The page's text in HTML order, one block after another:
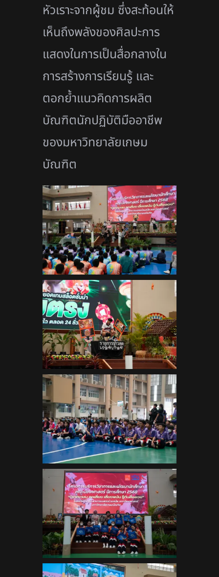
หัวเราะจากผู้ชม ซึ่งสะท้อนให้
เห็นถึงพลังของศิลปะการ
แสดงในการเป็นสื่อกลางใน
การสร้างการเรียนรู้ และ
ตอกย้ำแนวคิดการผลิต
บัณฑิตนักปฏิบัติมืออาชีพ
ของมหาวิทยาลัยเกษม
บัณฑิต